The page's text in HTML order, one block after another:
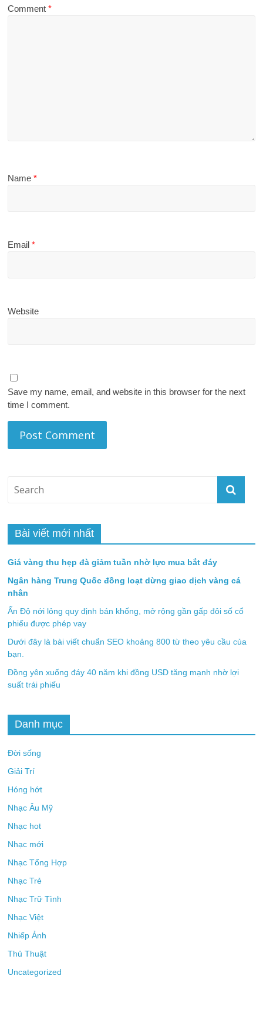
Comment*
Name*
Email*
Website
Save my name, email, and website in this browser for the next
time I comment.
Bài viết mới nhất
Giá vàng thu hẹp đà giảm tuần nhờ lực mua bắt đáy
Ngân hàng Trung Quốc đồng loạt dừng giao dịch vàng cá
nhân
Ấn Độ nới lỏng quy định bán khống, mở rộng gần gấp đôi số cổ
phiếu được phép vay
Dưới đây là bài viết chuẩn SEO khoảng 800 từ theo yêu cầu của
bạn.
Đồng yên xuống đáy 40 năm khi đồng USD tăng mạnh nhờ lợi
suất trái phiếu
Danh mục
Đời sống
Giải Trí
Hóng hớt
Nhạc Âu Mỹ
Nhạc hot
Nhạc mới
Nhạc Tổng Hợp
Nhạc Trẻ
Nhạc Trữ Tình
Nhạc Việt
Nhiếp Ảnh
Thủ Thuật
Uncategorized